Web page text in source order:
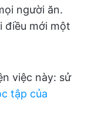
người ăn.
điều mới một
việc này: sử
tập của